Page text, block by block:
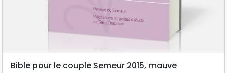
Bible pour le couple Semeur 2015, mauve